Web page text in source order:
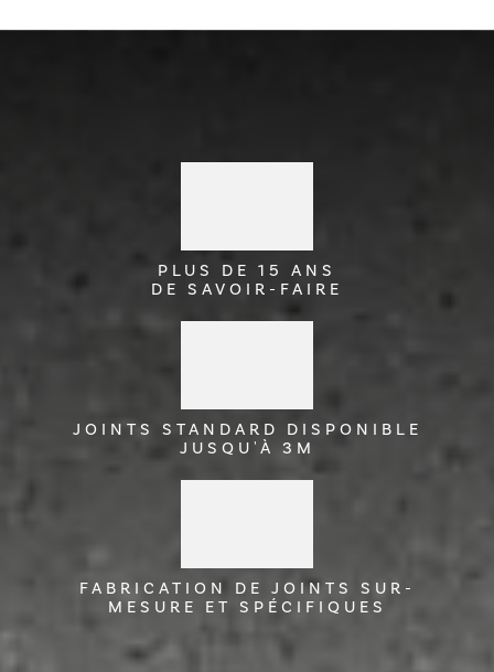
PLUS DE 15 ANS
DE SAVOIR-FAIRE
JOINTS STANDARD DISPONIBLE
JUSQU'À 3M
FABRICATION DE JOINTS SUR-
MESURE ET SPÉCIFIQUES